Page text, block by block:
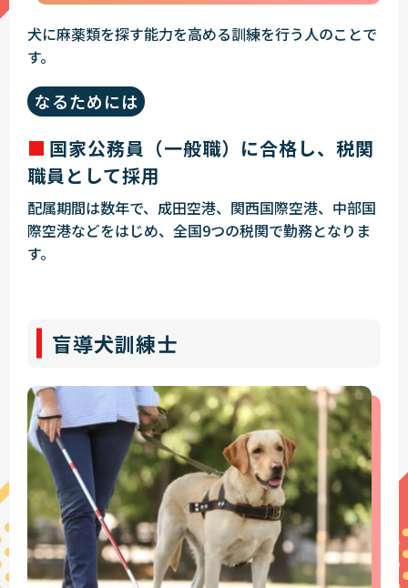
犬に麻薬類を探す能力を高める訓練を行う人のことで
す。
なるためには
国家公務員（一般職）に合格し、税関
職員として採用
配属期間は数年で、成田空港、関西国際空港、中部国
際空港などをはじめ、全国9つの税関で勤務となりま
す。
盲導犬訓練士